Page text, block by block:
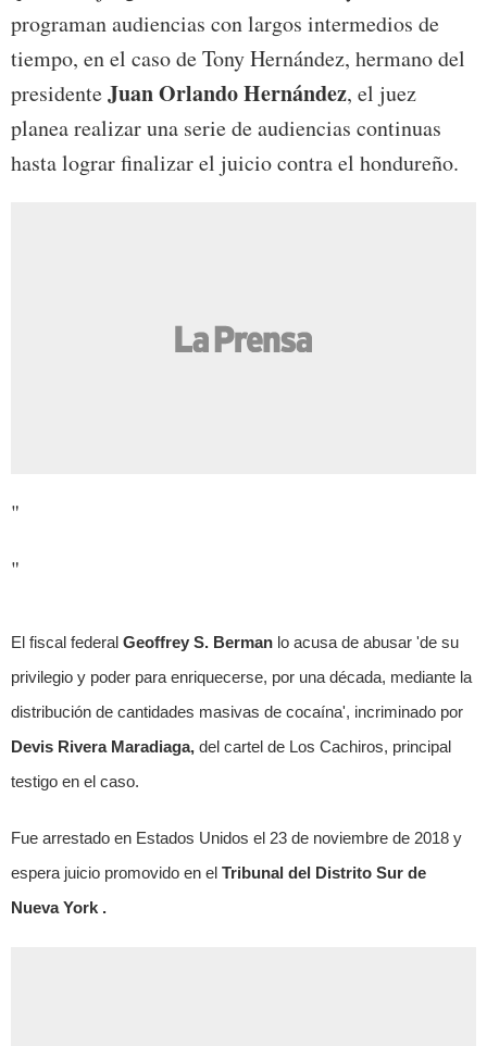
programan audiencias con largos intermedios de
tiempo, en el caso de Tony Hernández, hermano del
presidenteJuan Orlando Hernández, el juez
planea realizar una serie de audiencias continuas
hasta lograr finalizar el juicio contra el hondureño.
"
"
El fiscal federal Geoffrey S. Berman lo acusa de abusar 'de su
privilegio y poder para enriquecerse, por una década, mediante la
distribución de cantidades masivas de cocaína', incriminado por
Devis Rivera Maradiaga, del cartel de Los Cachiros, principal
testigo en el caso.
Fue arrestado en Estados Unidos el 23 de noviembre de 2018 y
espera juicio promovido en el Tribunal del Distrito Sur de
Nueva York .